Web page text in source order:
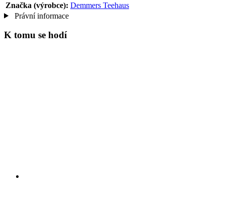
Značka (výrobce): Demmers Teehaus
Právní informace
K tomu se hodí